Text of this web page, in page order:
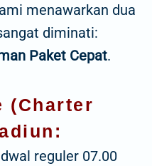
menawarkan dua
diminati:
Paket Cepat.
(Charter
reguler 07.00